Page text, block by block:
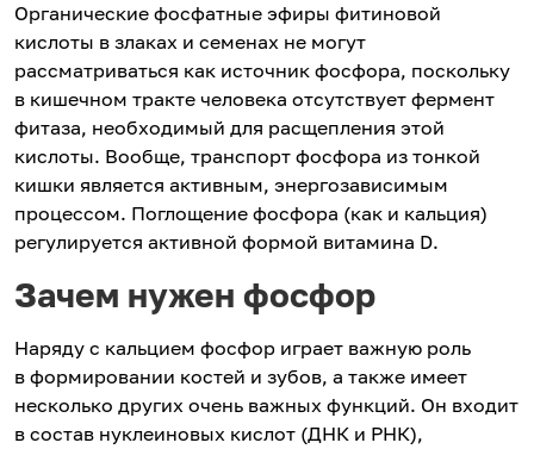
Органические фосфатные эфиры фитиновой
кислоты в злаках и семенах не могут
рассматриваться как источник фосфора, поскольку
в кишечном тракте человека отсутствует фермент
фитаза, необходимый для расщепления этой
кислоты. Вообще, транспорт фосфора из тонкой
кишки является активным, энергозависимым
процессом. Поглощение фосфора (как и кальция)
регулируется активной формой витамина D.
Зачем нужен фосфор
Наряду с кальцием фосфор играет важную роль
в формировании костей и зубов, а также имеет
несколько других очень важных функций. Он входит
в состав нуклеиновых кислот (ДНК и РНК),